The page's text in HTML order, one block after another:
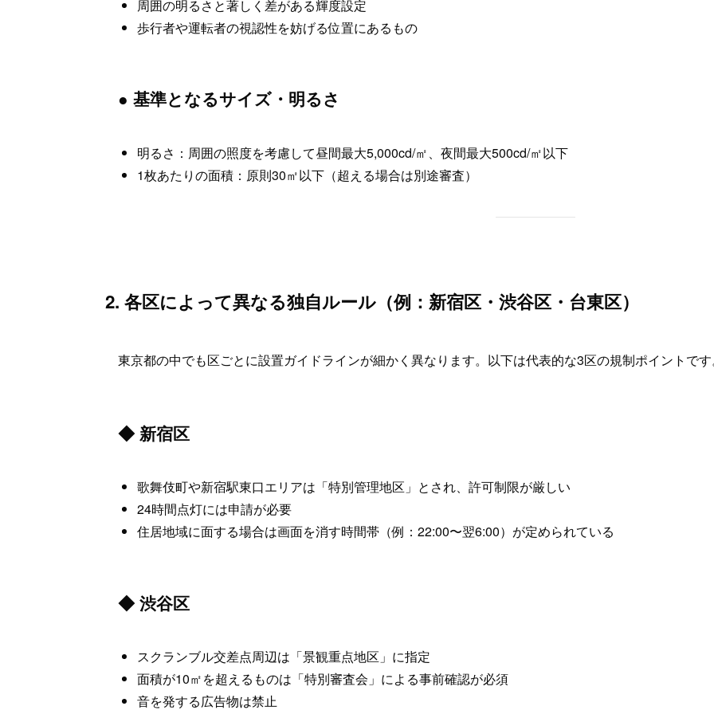
周囲の明るさと著しく差がある輝度設定
歩行者や運転者の視認性を妨げる位置にあるもの
● 基準となるサイズ・明るさ
明るさ：周囲の照度を考慮して昼間最大5,000cd/㎡、夜間最大500cd/㎡以下
1枚あたりの面積：原則30㎡以下（超える場合は別途審査）
2. 各区によって異なる独自ルール（例：新宿区・渋谷区・台東区）
東京都の中でも区ごとに設置ガイドラインが細かく異なります。以下は代表的な3区の規制ポイントで
◆ 新宿区
歌舞伎町や新宿駅東口エリアは「特別管理地区」とされ、許可制限が厳しい
24時間点灯には申請が必要
住居地域に面する場合は画面を消す時間帯（例：22:00〜翌6:00）が定められている
◆ 渋谷区
スクランブル交差点周辺は「景観重点地区」に指定
面積が10㎡を超えるものは「特別審査会」による事前確認が必須
音を発する広告物は禁止